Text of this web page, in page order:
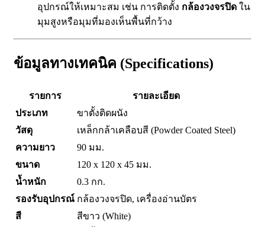
อุปกรณ์ให้เหมาะสม เช่น การติดตั้ง กล้องวงจรปิด ใน
มุมสูงหรือมุมที่มองเห็นพื้นที่กว้าง
ข้อมูลทางเทคนิค (Specifications)
รายการ
รายละเอียด
ประเภท
ขาตั้งติดผนัง
วัสดุ
เหล็กกล้าเคลือบสี (Powder Coated Steel)
ความยาว
90 มม.
ขนาด
120 x 120 x 45 มม.
น้ำหนัก
0.3 กก.
รองรับอุปกรณ์ กล้องวงจรปิด, เครื่องอ่านบัตร
สี
สีขาว (White)